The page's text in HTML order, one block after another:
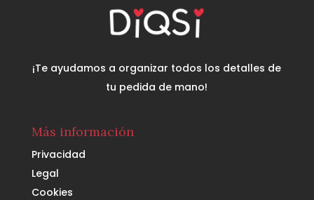
¡Te ayudamos a organizar todos los detalles de
tu pedida de mano!
Más información
Privacidad
Legal
Cookies